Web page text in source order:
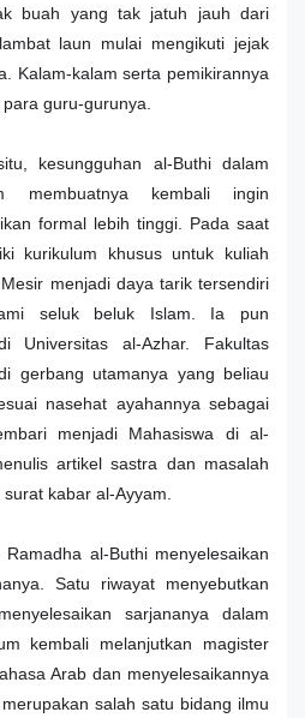
buah yang tak jatuh jauh dari
laun mulai mengikuti jejak
Kalam-kalam serta pemikirannya
guru-gurunya.
kesungguhan al-Buthi dalam
membuatnya kembali ingin
formal lebih tinggi. Pada saat
kurikulum khusus untuk kuliah
menjadi daya tarik tersendiri
seluk beluk Islam. Ia pun
Universitas al-Azhar. Fakultas
gerbang utamanya yang beliau
nasehat ayahannya sebagai
menjadi Mahasiswa di al-
artikel sastra dan masalah
kabar al-Ayyam.
al-Buthi menyelesaikan
Satu riwayat menyebutkan
sarjananya dalam
kembali melanjutkan magister
Arab dan menyelesaikannya
salah satu bidang ilmu